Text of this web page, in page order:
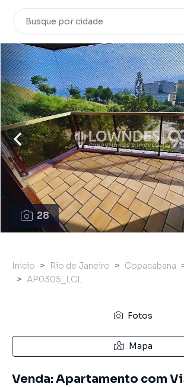
28
Início Rio de Janeiro Copacabana
AP0305_LCL
Fotos
Mapa
Venda: Apartamento com